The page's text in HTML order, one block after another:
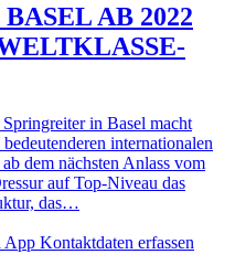
AB 2022
in Basel macht
internationalen
dem nächsten Anlass vom
auf Top-Niveau das
das…